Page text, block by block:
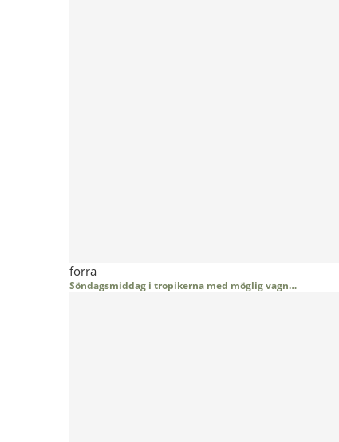
förra
Söndagsmiddag i tropikerna med möglig vagn…